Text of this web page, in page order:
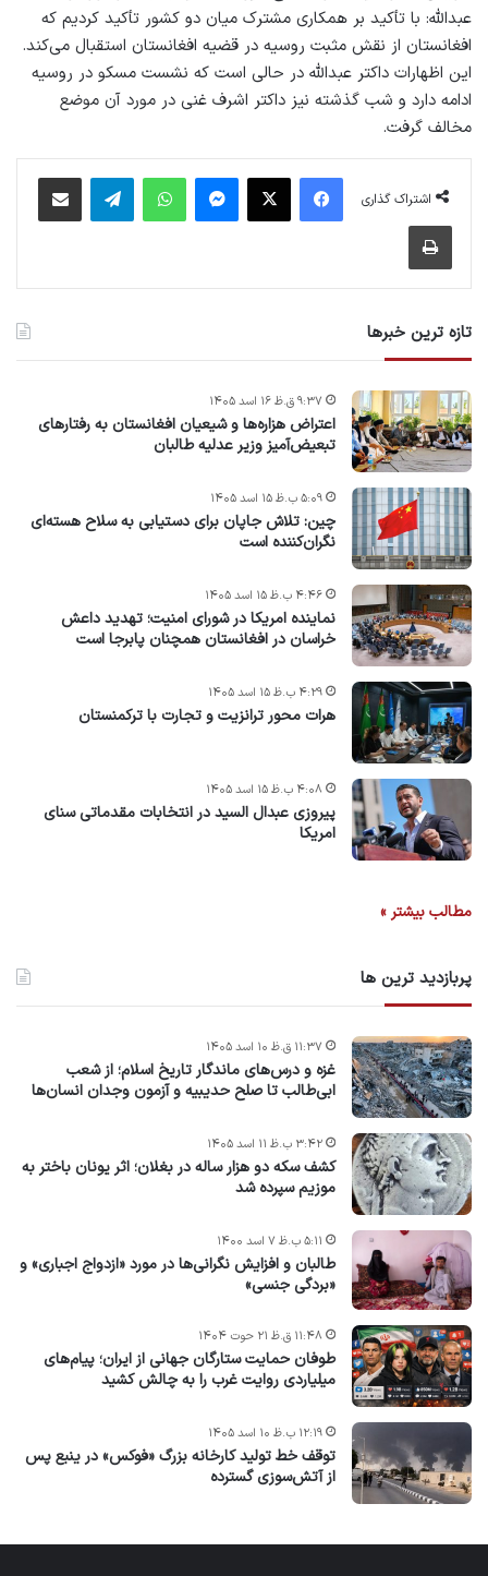
عبدالله: با تأکید بر همکاری مشترک میان دو کشور تأکید کرديم که
افغانستان از نقش مثبت روسیه در قضیه افغانستان استقبال می‌کند.
این اظهارات داکتر عبدالله در حالی است که نشست مسکو در روسیه
ادامه دارد و شب گذشته نیز داکتر اشرف غنی در مورد آن موضع
مخالف گرفت.
اشتراک گذاری
فیس بوک X پیام رسان واتس آپ تلگرام اشتراک گذاری از طریق ایمیل
چاپ
تازه ترین خبرها
اعتراض هزاره‌ها و شیعیان افغانستان به رفتارهای
تبعیض‌آمیز وزیر عدلیه طالبان
۹:۳۷ ق.ظ ۱۶ اسد ۱۴۰۵
چین: تلاش جاپان برای دستیابی به سلاح هسته‌ای
نگران‌کننده است
۵:۰۹ ب.ظ ۱۵ اسد ۱۴۰۵
نماینده امریکا در شورای امنیت؛ تهدید داعش
خراسان در افغانستان همچنان پابرجا است
۴:۴۶ ب.ظ ۱۵ اسد ۱۴۰۵
هرات محور ترانزیت و تجارت با ترکمنستان
۴:۲۹ ب.ظ ۱۵ اسد ۱۴۰۵
پیروزی عبدال السید در انتخابات مقدماتی سنای
امریکا
۴:۰۸ ب.ظ ۱۵ اسد ۱۴۰۵
مطالب بیشتر »
پربازدید ترین ها
غزه و درس‌های ماندگار تاریخ اسلام؛ از شعب
ابی‌طالب تا صلح حدیبیه و آزمون وجدان انسان‌ها
۱۱:۳۷ ق.ظ ۱۰ اسد ۱۴۰۵
کشف سکه دو هزار ساله در بغلان؛ اثر یونان باختر به
موزیم سپرده شد
۳:۴۲ ب.ظ ۱۱ اسد ۱۴۰۵
طالبان و افزایش نگرانی‌ها در مورد «ازدواج اجباری» و
«بردگی جنسی»
۵:۱۱ ب.ظ ۷ اسد ۱۴۰۰
طوفان حمایت ستارگان جهانی از ایران؛ پیام‌های
میلیاردی روایت غرب را به چالش کشید
۱۱:۴۸ ق.ظ ۲۱ حوت ۱۴۰۴
توقف خط تولید کارخانه بزرگ «فوکس» در ینبع پس
از آتش‌سوزی گسترده
۱۲:۱۹ ب.ظ ۱۰ اسد ۱۴۰۵